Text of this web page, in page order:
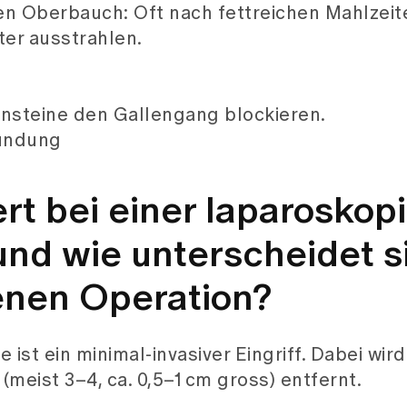
Oberbauch: Oft nach fettreichen
ausstrahlen.
den Gallengang blockieren.
bei einer
wie unterscheidet
Operation?
ist ein minimal-invasiver Eingriff. Dabei
3–4, ca. 0,5–1 cm gross) entfernt.